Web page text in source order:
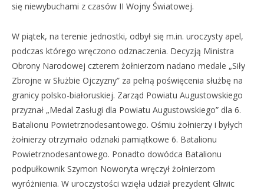
się niewybuchami z czasów II Wojny Światowej.
W piątek, na terenie jednostki, odbył się m.in. uroczysty apel,
podczas którego wręczono odznaczenia. Decyzją Ministra
Obrony Narodowej czterem żołnierzom nadano medale „Siły
Zbrojne w Służbie Ojczyzny” za pełną poświęcenia służbę na
granicy polsko-białoruskiej. Zarząd Powiatu Augustowskiego
przyznał „Medal Zasługi dla Powiatu Augustowskiego” dla 6.
Batalionu Powietrznodesantowego. Ośmiu żołnierzy i byłych
żołnierzy otrzymało odznaki pamiątkowe 6. Batalionu
Powietrznodesantowego. Ponadto dowódca Batalionu
podpułkownik Szymon Noworyta wręczył żołnierzom
wyróżnienia. W uroczystości wzięła udział prezydent Gliwic